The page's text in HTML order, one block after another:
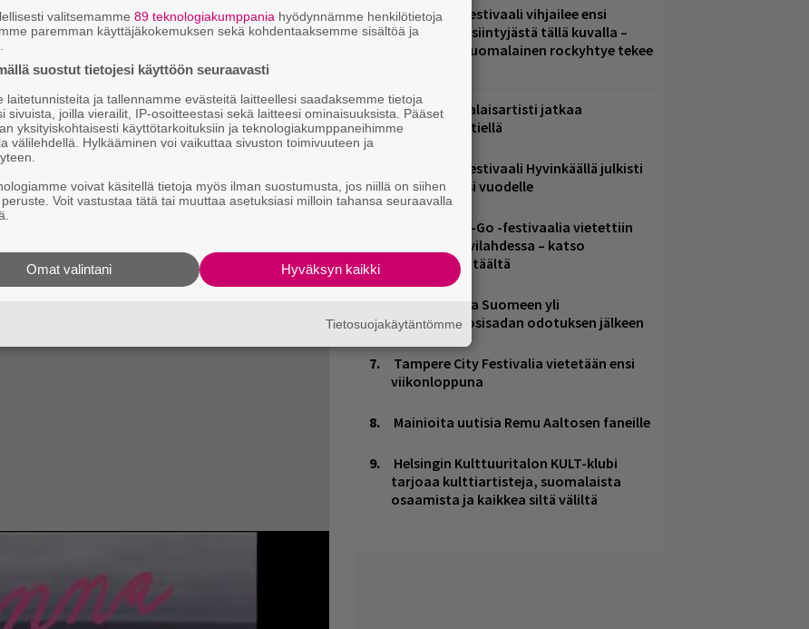
musiikkivideon on toteuttanutJohanna
tulevat keikat.
.
Helsinkiläisfestivaali vihjailee ensi
vuoden pääesiintyjästä tällä kuvalla –
rakastettu suomalainen rockyhtye tekee
Tämä suomalaisartisti jatkaa
ennätyksien tiellä
Äärimetallifestivaali Hyvinkäällä julkisti
esiintyjiä ensi vuodelle
Jytäkesä Go-Go -festivaalia vietettiin
Helsingin Suvilahdessa – katso
kuvagalleria täältä
Weezer palaa Suomeen yli
neljännesvuosisadan odotuksen jälkeen
Tampere City Festivalia vietetään ensi
viikonloppuna
Mainioita uutisia Remu Aaltosen faneille
Helsingin Kulttuuritalon KULT-klubi
tarjoaa kulttiartisteja, suomalaista
osaamista ja kaikkea siltä väliltä
valitsemamme 89 teknologiakumppania hyödynnämme henkilötietoja
paremman käyttäjäkokemuksen sekä kohdentaaksemme sisältöä ja
suostut tietojesi käyttöön seuraavasti
laitetunnisteita ja tallennamme evästeitä laitteellesi saadaksemme tietoja
sivuista, joilla vierailit, IP-osoitteestasi sekä laitteesi ominaisuuksista. Pääset
yksityiskohtaisesti käyttötarkoituksiin ja teknologiakumppaneihimme
välilehdellä. Hylkääminen voi vaikuttaa sivuston toimivuuteen ja
voivat käsitellä tietoja myös ilman suostumusta, jos niillä on siihen
Voit vastustaa tätä tai muuttaa asetuksiasi milloin tahansa seuraavalla
Hyväksyn kaikki
Omat valintani
Tietosuojakäytäntömme